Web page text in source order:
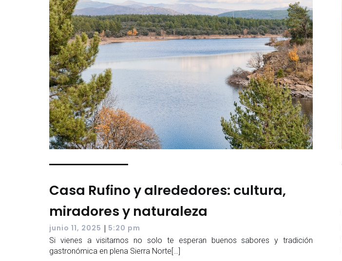
Casa Rufino y alrededores: cultura,
miradores y naturaleza
junio 11, 2025 | 5:20 pm
Si vienes a visitarnos no solo te esperan buenos sabores y tradición
gastronómica en plena Sierra Norte[…]